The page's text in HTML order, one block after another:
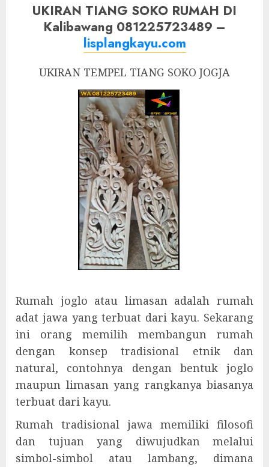
UKIRAN TIANG SOKO RUMAH DI
Kalibawang 081225723489 –
lisplangkayu.com
UKIRAN TEMPEL TIANG SOKO JOGJA
Rumah joglo atau limasan adalah rumah
adat jawa yang terbuat dari kayu. Sekarang
ini orang memilih membangun rumah
dengan konsep tradisional etnik dan
natural, contohnya dengan bentuk joglo
maupun limasan yang rangkanya biasanya
terbuat dari kayu.
Rumah tradisional jawa memiliki filosofi
dan tujuan yang diwujudkan melalui
simbol-simbol atau lambang, dimana